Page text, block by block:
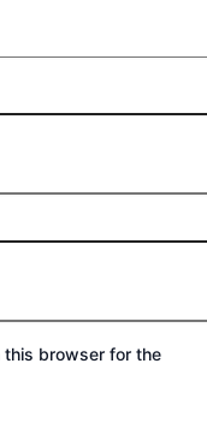
this browser for the